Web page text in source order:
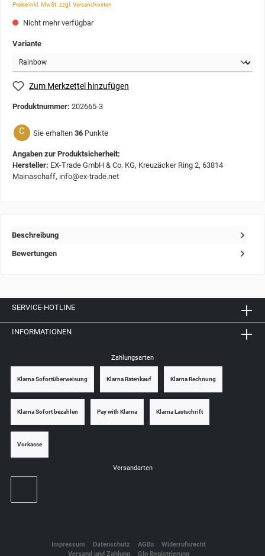
Preise inkl. MwSt. zzgl. Versandkosten
Nicht mehr verfügbar
Variante
Zum Merkzettel hinzufügen
Produktnummer: 202665-3
C Sie erhalten 36 Punkte
Angaben zur Produktsicherheit:
Hersteller: EX-Trade GmbH & Co. KG, Kreuzäcker Ring 2, 63814
Mainaschaff, info@ex-trade.net
Beschreibung
Bewertungen
SERVICE-HOTLINE
INFORMATIONEN
Zahlungsarten
Klarna Sofortüberweisung Klarna Ratenkauf Klarna Rechnung
Klarna Sofort bezahlen Pay with Klarna Klarna Lastschrift
Vorkasse
Versandarten
Impressum Datenschutz AGBs
Widerrufsrecht
Versand und Zahlung
Glo Registrierung